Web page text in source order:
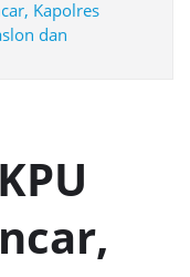
Kapolres
dan